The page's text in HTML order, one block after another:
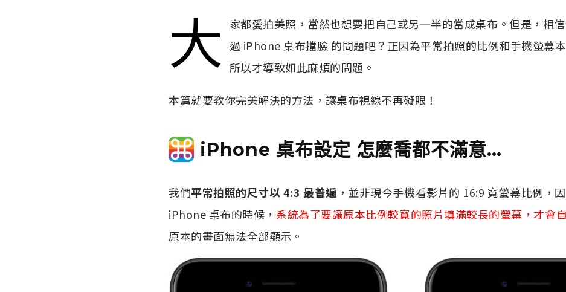
大
家都愛拍美照，當然也想要把自己或另一半的當成桌布。但是，相
過 iPhone 桌布擋臉 的問題吧？正因為平常拍照的比例和手機螢幕
所以才導致如此麻煩的問題。
本篇就要教你完美解決的方法，讓桌布視線不再礙眼！
iPhone 桌布設定 怎麼喬都不滿意…
我們平常拍照的尺寸以 4:3 最普遍 ，並非現今手機看影片的 16:9 寬螢幕比例，
iPhone 桌布的時候， 系統為了要讓原本比例較寬的照片填滿較長的螢幕，才會
原本的畫面無法全部顯示。